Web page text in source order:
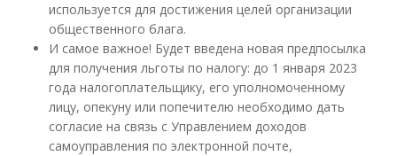
используется для достижения целей организации
общественного блага.
И самое важное! Будет введена новая предпосылка
для получения льготы по налогу: до 1 января 2023
года налогоплательщику, его уполномоченному
лицу, опекуну или попечителю необходимо дать
согласие на связь с Управлением доходов
самоуправления по электронной почте,